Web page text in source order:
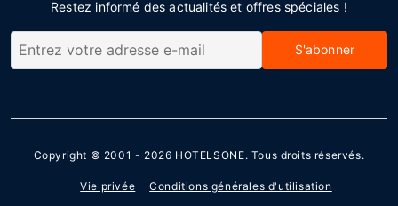
Restez informé des actualités et offres spéciales !
S'abonner
Copyright © 2001 - 2026 HOTELSONE. Tous droits réservés.
Vie privée Conditions générales d'utilisation